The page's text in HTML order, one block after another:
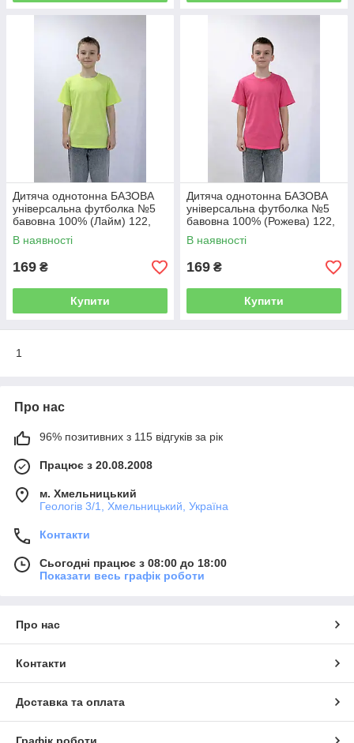
Дитяча однотонна БАЗОВА
універсальна футболка №5
бавовна 100% (Лайм) 122,
128-134, 140-146, 152-158,
164-170
В наявності
169 ₴
Купити
Дитяча однотонна БАЗОВА
універсальна футболка №5
бавовна 100% (Рожева) 122,
128-134, 140-146, 152-158,
164-170
В наявності
169 ₴
Купити
1
Про нас
96% позитивних з 115 відгуків за рік
Працює з 20.08.2008
м. Хмельницький
Геологів 3/1, Хмельницький, Україна
Контакти
Сьогодні працює з 08:00 до 18:00
Показати весь графік роботи
Про нас
Контакти
Доставка та оплата